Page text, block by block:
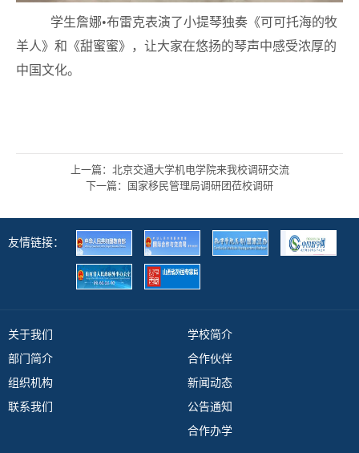
学生詹娜•布雷克表演了小提琴独奏《可可托海的牧
羊人》和《甜蜜蜜》，让大家在悠扬的琴声中感受浓厚的
中国文化。
上一篇：北京交通大学机电学院来我校调研交流
下一篇：国家移民管理局调研团莅校调研
友情链接：
关于我们
部门简介
组织机构
联系我们
学校简介
合作伙伴
新闻动态
公告通知
合作办学